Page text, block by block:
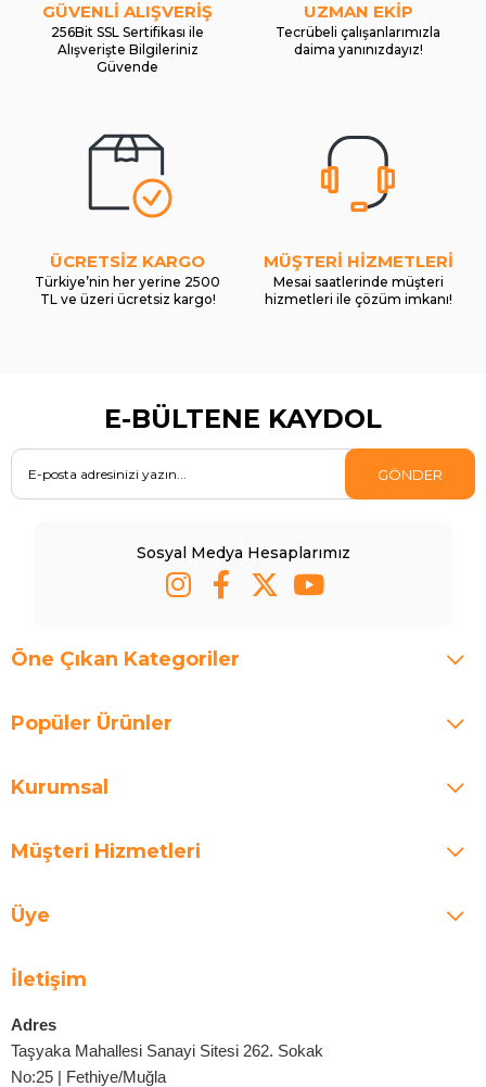
GÜVENLİ ALIŞVERİŞ
256Bit SSL Sertifikası ile
Alışverişte Bilgileriniz
Güvende
UZMAN EKİP
Tecrübeli çalışanlarımızla
daima yanınızdayız!
ÜCRETSİZ KARGO
Türkiye’nin her yerine 2500
TL ve üzeri ücretsiz kargo!
MÜŞTERİ HİZMETLERİ
Mesai saatlerinde müşteri
hizmetleri ile çözüm imkanı!
E-BÜLTENE KAYDOL
GÖNDER
Sosyal Medya Hesaplarımız
Öne Çıkan Kategoriler
Popüler Ürünler
Kurumsal
Müşteri Hizmetleri
Üye
İletişim
Adres
Taşyaka Mahallesi Sanayi Sitesi 262. Sokak
No:25 | Fethiye/Muğla